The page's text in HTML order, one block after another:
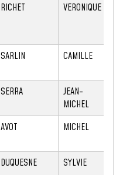
RICHET VERONIQUE
SARLIN CAMILLE
SERRA
JEAN-
MICHEL
AVOT MICHEL
DUQUESNE SYLVIE